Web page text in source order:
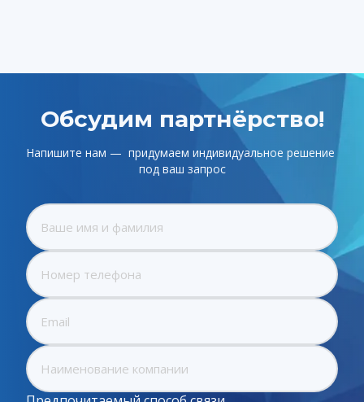
Обсудим партнёрство!
Напишите нам —  придумаем индивидуальное решение
под ваш запрос